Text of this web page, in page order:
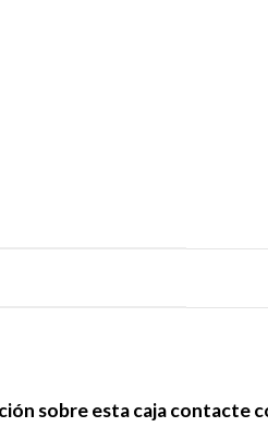
sobre esta caja contacte